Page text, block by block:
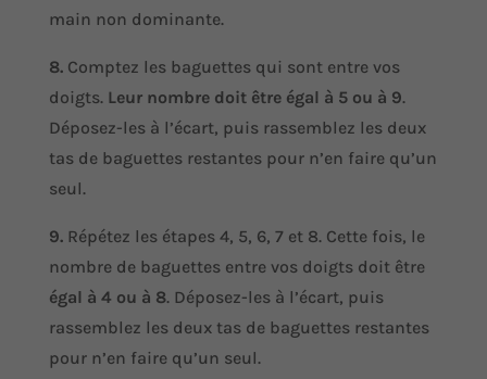
main non dominante.
8.Comptez les baguettes qui sont entre vos
doigts. Leur nombre doit être égal à 5 ou à 9.
Déposez-les à l’écart, puis rassemblez les deux
tas de baguettes restantes pour n’en faire qu’un
seul.
9.Répétez les étapes 4, 5, 6, 7 et 8. Cette fois, le
nombre de baguettes entre vos doigts doit être
égal à 4 ou à 8. Déposez-les à l’écart, puis
rassemblez les deux tas de baguettes restantes
pour n’en faire qu’un seul.